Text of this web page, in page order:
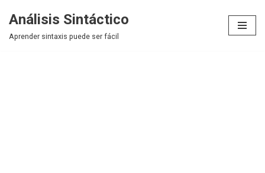
Saltar
Análisis Sintáctico
Aprender sintaxis puede ser fácil